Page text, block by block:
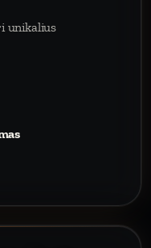
unikalius